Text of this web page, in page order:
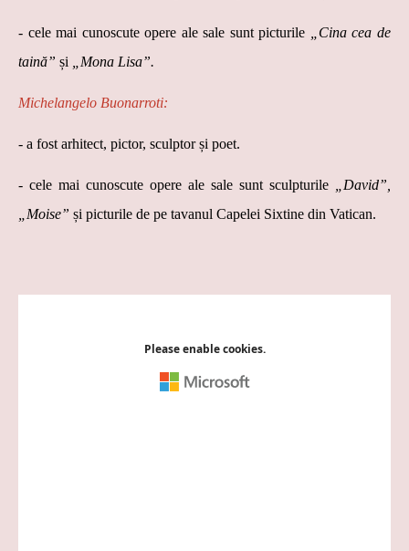
- cele mai cunoscute opere ale sale sunt picturile
„Cina cea de
taină” și „Mona Lisa”.
Michelangelo Buonarroti:
- a fost arhitect, pictor, sculptor și poet.
- cele mai cunoscute opere ale sale sunt sculpturile
„David”,
„Moise” și picturile de pe tavanul Capelei Sixtine din Vatican.